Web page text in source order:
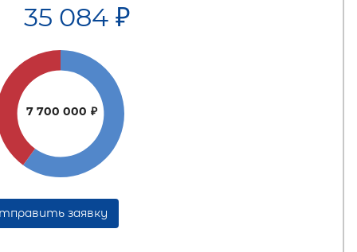
35 084 ₽
7 700 000 ₽
заявку